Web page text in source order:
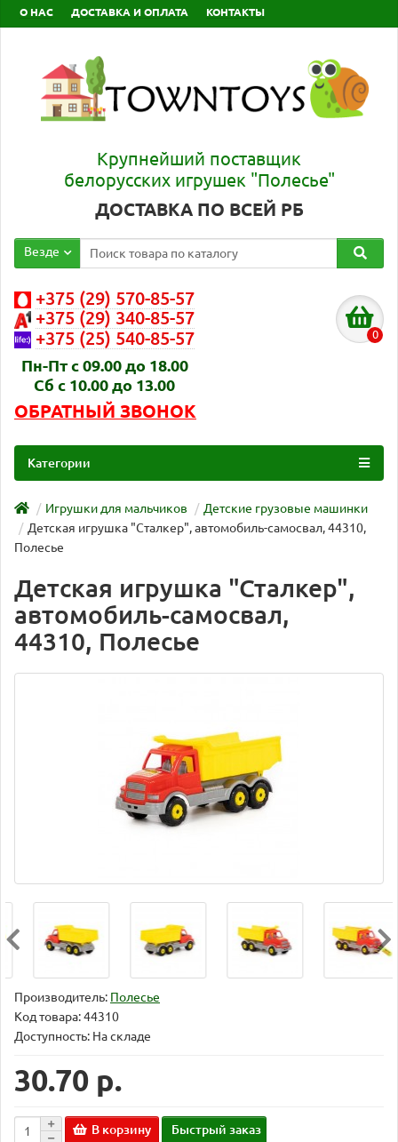
О НАС ДОСТАВКА И ОПЛАТА КОНТАКТЫ
Крупнейший поставщик
белорусских игрушек "Полесье"
ДОСТАВКА ПО ВСЕЙ РБ
Везде
+375 (29) 570-85-57
+375 (29) 340-85-57
+375 (25) 540-85-57
Пн-Пт с 09.00 до 18.00
Сб с 10.00 до 13.00
ОБРАТНЫЙ ЗВОНОК
0
Категории
Игрушки для мальчиков
Детские грузовые машинки
Детская игрушка "Сталкер", автомобиль-самосвал, 44310,
Полесье
Детская игрушка "Сталкер",
автомобиль-самосвал,
44310, Полесье
Производитель: Полесье
Код товара:44310
Доступность: На складе
30.70 р.
В корзину Быстрый заказ